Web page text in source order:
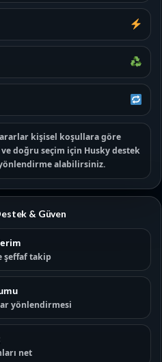
kişisel koşullara göre
doğru seçim için Husky destek
alabilirsiniz.
& Güven
şeffaf takip
yönlendirmesi
net